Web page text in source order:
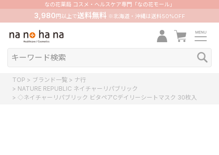
なの花薬局 コスメ・ヘルスケア専門「なの花モール」
3,980 円以上で送料無料※北海道・沖縄は送料50%OFF
TOP ブランド一覧
ナ行
NATURE REPUBLIC ネイチャーリパブリック
◇ネイチャーリパブリック ビタペアCデイリーシートマスク 30枚入